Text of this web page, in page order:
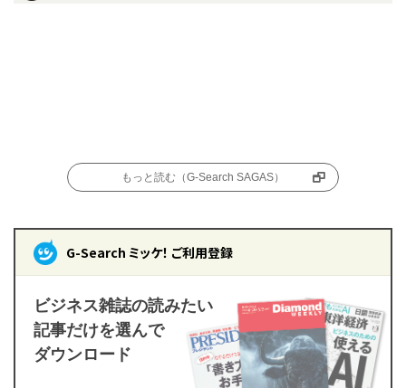
もっと読む（G-Search SAGAS）
G-Search ミッケ！ ご利用登録
ビジネス雑誌の読みたい
記事だけを選んで
ダウンロード